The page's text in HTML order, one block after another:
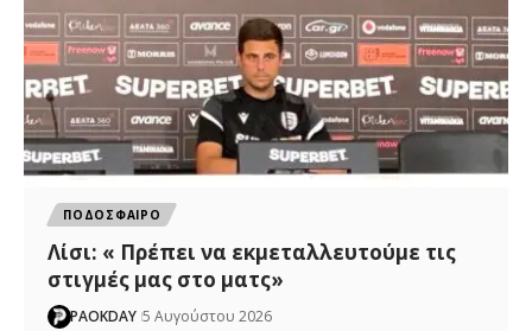
ΠΟΔΟΣΦΑΙΡΟ
Λίσι: « Πρέπει να εκμεταλλευτούμε τις
στιγμές μας στο ματς»
PAOKDAY 5 Αυγούστου 2026